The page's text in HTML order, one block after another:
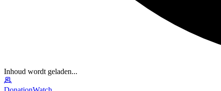
Inhoud wordt geladen...